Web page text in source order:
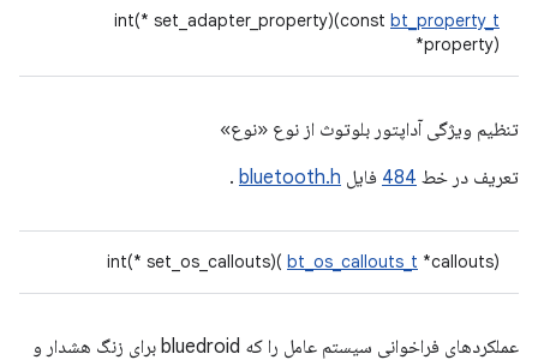
int(* set_adapter_property)(const bt_property_t
*property)
تنظیم ویژگی آداپتور بلوتوث از نوع «نوع»
تعریف در خط 484 فایل bluetooth.h
.
int(* set_os_callouts)( bt_os_callouts_t *callouts)
عملکردهای فراخوانی سیستم عامل را که bluedroid برای زنگ هشدار و